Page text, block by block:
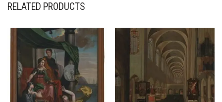
RELATED PRODUCTS